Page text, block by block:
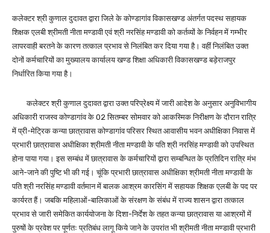
कलेक्टर श्री कुणाल दुदावत द्वारा जिले के कोण्डागांव विकासखण्ड अंतर्गत पदस्थ सहायक
शिक्षक एलबी श्रीमती नीता मण्डावी एवं श्री नरसिंह मण्डावी को कर्तव्यों के निर्वहन में गम्भीर
लापरवाही बरतने के कारण तत्काल प्रभाव से निलंबित कर दिया गया है। वहीं निलंबित उक्त
दोनों कर्मचारियों का मुख्यालय कार्यालय खण्ड शिक्षा अधिकारी विकासखण्ड बड़ेराजपुर
निर्धारित किया गया है।
कलेक्टर श्री कुणाल दुदावत द्वारा उक्त परिप्रेक्ष्य में जारी आदेश के अनुसार अनुविभागीय
अधिकारी राजस्व कोण्डागांव के 02 सितम्बर सोमवार को आकस्मिक निरीक्षण के दौरान रात्रि
में प्री-मेट्रिक कन्या छात्रावास कोण्डागांव परिसर स्थित आवासीय भवन अधीक्षिका निवास में
प्रभारी छात्रावास अधीक्षिका श्रीमती नीता मण्डावी के पति श्री नरसिंह मण्डावी को उपस्थित
होना पाया गया। इस सम्बंध में छात्रावास के कर्मचारियों द्वारा सम्बन्धित के प्रतिदिन रात्रि मंभ
आने-जाने की पुष्टि भी की गई। चूंकि प्रभारी छात्रावास अधीक्षिका श्रीमती नीता मण्डावी के
पति श्री नरसिंह मण्डावी वर्तमान में बालक आश्रम कारसिंग में सहायक शिक्षक एलबी के पद पर
कार्यरत हैं। जबकि महिलाओं-बालिकाओं के संरक्षण के संबंध में राज्य शासन द्वारा तत्काल
प्रभाव से जारी समेकित कार्ययोजना के दिशा-निर्देश के तहत कन्या छात्रावास या आश्रमों में
पुरुषों के प्रवेश पर पूर्णतः प्रतिबंध लागू किये जाने के उपरांत भी श्रीमती नीता मण्डावी प्रभारी